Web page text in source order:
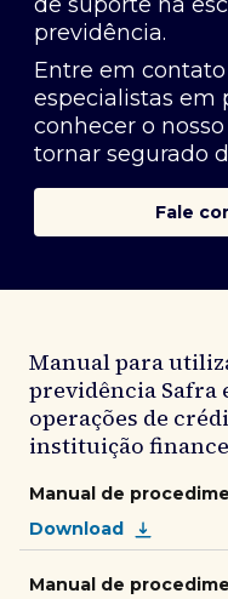
previdência.
Entre em
especialistas em
conhecer o
tornar segurado
Fale
Manual para
previdência Safra
operações de
instituição
Manual de
Download
Manual de